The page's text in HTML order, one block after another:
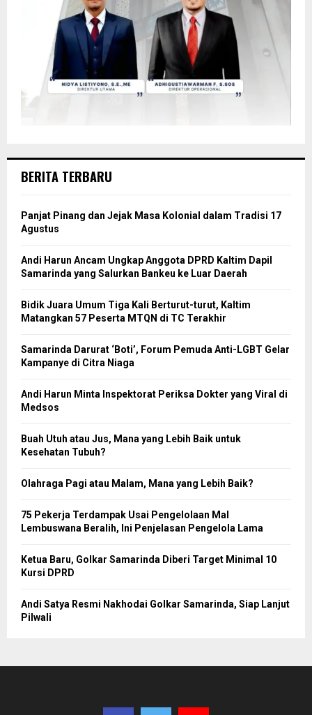
BERITA TERBARU
Panjat Pinang dan Jejak Masa Kolonial dalam Tradisi 17
Agustus
Andi Harun Ancam Ungkap Anggota DPRD Kaltim Dapil
Samarinda yang Salurkan Bankeu ke Luar Daerah
Bidik Juara Umum Tiga Kali Berturut-turut, Kaltim
Matangkan 57 Peserta MTQN di TC Terakhir
Samarinda Darurat ‘Boti’, Forum Pemuda Anti-LGBT Gelar
Kampanye di Citra Niaga
Andi Harun Minta Inspektorat Periksa Dokter yang Viral di
Medsos
Buah Utuh atau Jus, Mana yang Lebih Baik untuk
Kesehatan Tubuh?
Olahraga Pagi atau Malam, Mana yang Lebih Baik?
75 Pekerja Terdampak Usai Pengelolaan Mal
Lembuswana Beralih, Ini Penjelasan Pengelola Lama
Ketua Baru, Golkar Samarinda Diberi Target Minimal 10
Kursi DPRD
Andi Satya Resmi Nakhodai Golkar Samarinda, Siap Lanjut
Pilwali